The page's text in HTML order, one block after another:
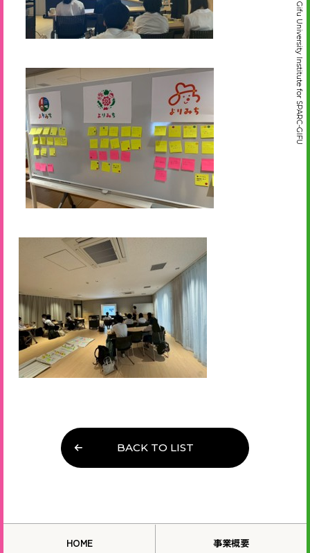
BACK TO LIST
HOME 事業概要
© Gifu University Institute for SPARC-GIFU